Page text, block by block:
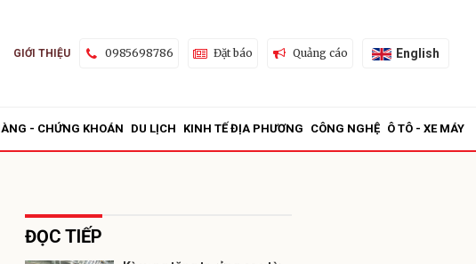
GIỚI THIỆU 0985698786 Đặt báo Quảng cáo English
- CHỨNG KHOÁN DU LỊCH KINH TẾ ĐỊA PHƯƠNG CÔNG NGHỆ Ô TÔ - XE MÁY
ĐỌC TIẾP